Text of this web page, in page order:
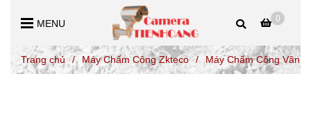
0
MENU
Trang chủ / Máy Chấm Công Zkteco / Máy Chấm Công Vân